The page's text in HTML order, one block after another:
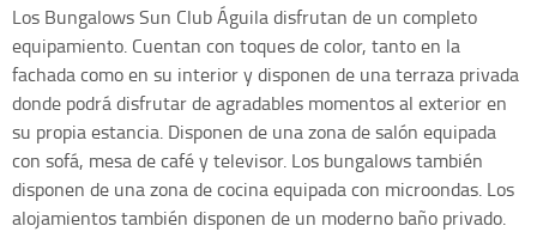
Los Bungalows Sun Club Águila disfrutan de un completo
equipamiento. Cuentan con toques de color, tanto en la
fachada como en su interior y disponen de una terraza privada
donde podrá disfrutar de agradables momentos al exterior en
su propia estancia. Disponen de una zona de salón equipada
con sofá, mesa de café y televisor. Los bungalows también
disponen de una zona de cocina equipada con microondas. Los
alojamientos también disponen de un moderno baño privado.